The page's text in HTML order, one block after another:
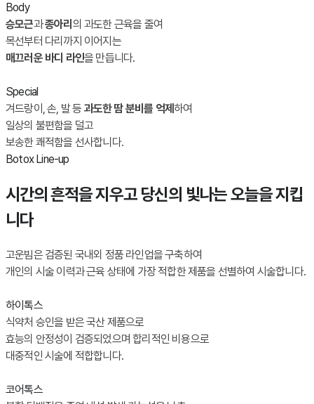
Body
승모근과종아리 의 과도한 근육을 줄여
목선부터 다리까지 이어지는
매끄러운 바디 라인을 만듭니다.
Special
겨드랑이, 손, 발 등 과도한 땀 분비를 억제하여
일상의 불편함을 덜고
보송한 쾌적함을 선사합니다.
Botox Line-up
시간의 흔적을 지우고 당신의 빛나는 오늘을 지킵
니다
고운빔은 검증된 국내외 정품 라인업을 구축하여
개인의 시술 이력과 근육 상태에 가장 적합한 제품을 선별하여 시술합니다.
하이톡스
식약처 승인을 받은 국산 제품으로
효능의 안정성이 검증되었으며 합리적인 비용으로
대중적인 시술에 적합합니다.
코어톡스